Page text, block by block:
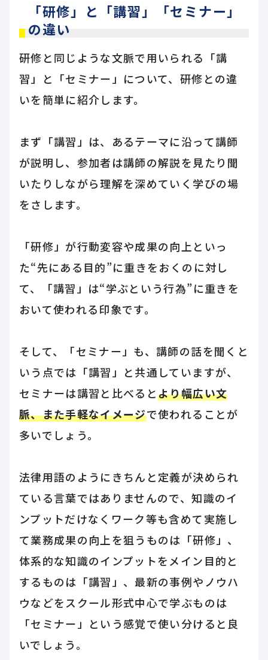
「研修」と「講習」「セミナー」
の違い
研修と同じような文脈で用いられる「講
習」と「セミナー」について、研修との違
いを簡単に紹介します。
まず「講習」は、あるテーマに沿って講師
が説明し、参加者は講師の解説を見たり聞
いたりしながら理解を深めていく学びの場
をさします。
「研修」が行動変容や成果の向上といっ
た“先にある目的”に重きをおくのに対し
て、「講習」は“学ぶという行為”に重きを
おいて使われる印象です。
そして、「セミナー」も、講師の話を聞くと
いう点では「講習」と共通していますが、
セミナーは講習と比べるとより幅広い文
脈、また手軽なイメージで使われることが
多いでしょう。
法律用語のようにきちんと定義が決められ
ている言葉ではありませんので、知識のイ
ンプットだけなくワーク等も含めて実施し
て業務成果の向上を狙うものは「研修」、
体系的な知識のインプットをメイン目的と
するものは「講習」、最新の事例やノウハ
ウなどをスクール形式中心で学ぶものは
「セミナー」という感覚で使い分けると良
いでしょう。